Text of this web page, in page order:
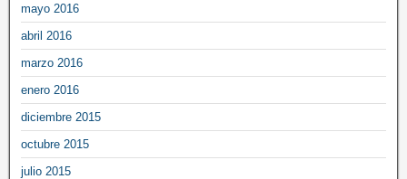
mayo 2016
abril 2016
marzo 2016
enero 2016
diciembre 2015
octubre 2015
julio 2015